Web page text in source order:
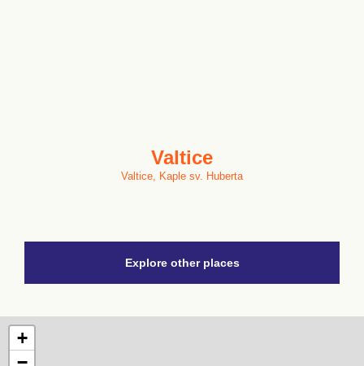
Valtice
Valtice, Kaple sv. Huberta
Explore other places
+